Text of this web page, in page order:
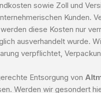
sowie Zoll und
Kunden.
diese Kosten nur
ausverhandelt wurde.
verpflichtet,
Entsorgung von
Werden wir gesondert